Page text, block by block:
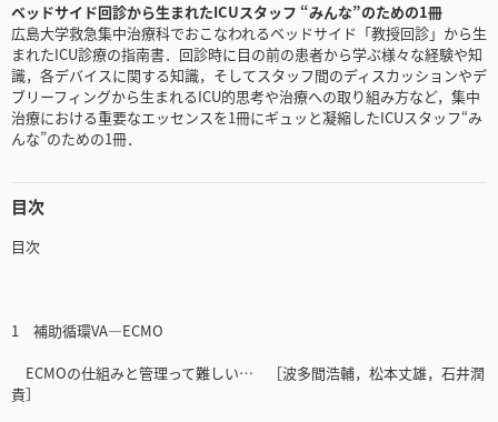
ベッドサイド回診から生まれたICUスタッフ “みんな”のための1冊
広島大学救急集中治療科でおこなわれるベッドサイド「教授回診」から生
まれたICU診療の指南書．回診時に目の前の患者から学ぶ様々な経験や知
識，各デバイスに関する知識，そしてスタッフ間のディスカッションやデ
ブリーフィングから生まれるICU的思考や治療への取り組み方など，集中
治療における重要なエッセンスを1冊にギュッと凝縮したICUスタッフ“み
んな”のための1冊．
目次
目次
1 補助循環VA—ECMO
ECMOの仕組みと管理って難しい… ［波多間浩輔，松本丈雄，石井潤
貴］